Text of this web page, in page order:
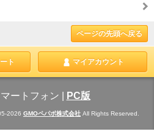
ページの先頭へ戻る
ト マイアカウント
ートフォン PC版
2026 GMOペパボ株式会社 All Rights Reserved.